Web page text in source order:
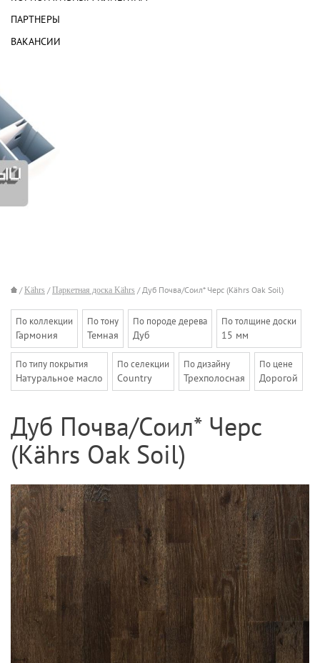
ПАРТНЕРЫ
ВАКАНСИИ
/Kährs /Паркетная доска Kährs / Дуб Почва/Соил* Черс (Kährs Oak Soil)
По коллекции
Гармония
По тону
Темная
По породе дерева
Дуб
По толщине доски
15 мм
По типу покрытия
Натуральное масло
По селекции
Country
По дизайну
Трехполосная
По цене
Дорогой
Дуб Почва/Соил* Черс
(Kährs Oak Soil)